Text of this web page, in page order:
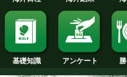
試合日程 試合結果